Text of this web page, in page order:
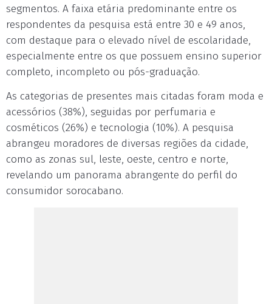
segmentos. A faixa etária predominante entre os
respondentes da pesquisa está entre 30 e 49 anos,
com destaque para o elevado nível de escolaridade,
especialmente entre os que possuem ensino superior
completo, incompleto ou pós-graduação.
As categorias de presentes mais citadas foram moda e
acessórios (38%), seguidas por perfumaria e
cosméticos (26%) e tecnologia (10%). A pesquisa
abrangeu moradores de diversas regiões da cidade,
como as zonas sul, leste, oeste, centro e norte,
revelando um panorama abrangente do perfil do
consumidor sorocabano.